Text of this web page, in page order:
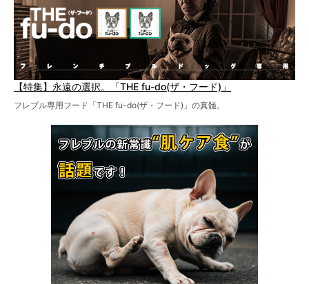
【特集】永遠の選択。「THE fu-do(ザ・フード)」
フレブル専用フード「THE fu-do(ザ・フード)」の真髄。